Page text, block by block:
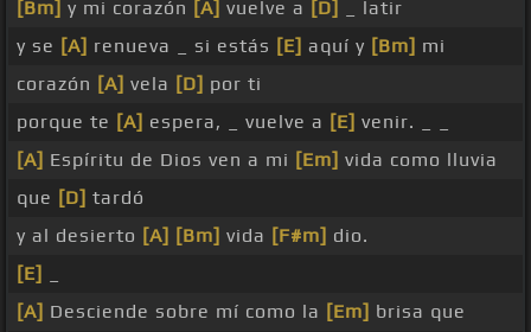
[Bm] y mi corazón [A] vuelve a [D]
_ latir
y se [A] renueva _ si estás [E] aquí y [Bm] mi
corazón [A] vela [D] por ti
porque te [A] espera, _ vuelve a [E] venir. _ _
[A] Espíritu de Dios ven a mi [Em] vida como lluvia
que [D] tardó
y al desierto [A] [Bm] vida [F#m] dio.
[E]
[A] Desciende sobre mí como la [Em] brisa que